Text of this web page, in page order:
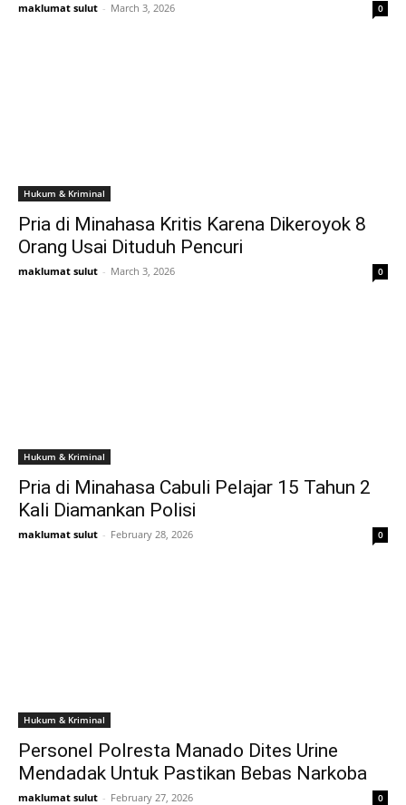
maklumat sulut - March 3, 2026 0
Hukum & Kriminal
Pria di Minahasa Kritis Karena Dikeroyok 8
Orang Usai Dituduh Pencuri
maklumat sulut - March 3, 2026 0
Hukum & Kriminal
Pria di Minahasa Cabuli Pelajar 15 Tahun 2
Kali Diamankan Polisi
maklumat sulut - February 28, 2026 0
Hukum & Kriminal
Personel Polresta Manado Dites Urine
Mendadak Untuk Pastikan Bebas Narkoba
maklumat sulut - February 27, 2026 0